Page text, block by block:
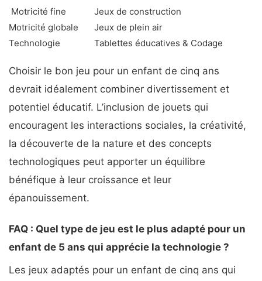
️ Motricité fine
Jeux de construction
Motricité globale
Jeux de plein air
Technologie
Tablettes éducatives & Codage
Choisir le bon jeu pour un enfant de cinq ans
devrait idéalement combiner divertissement et
potentiel éducatif. L’inclusion de jouets qui
encouragent les interactions sociales, la créativité,
la découverte de la nature et des concepts
technologiques peut apporter un équilibre
bénéfique à leur croissance et leur
épanouissement.
FAQ : Quel type de jeu est le plus adapté pour un
enfant de 5 ans qui apprécie la technologie ?
Les jeux adaptés pour un enfant de cinq ans qui